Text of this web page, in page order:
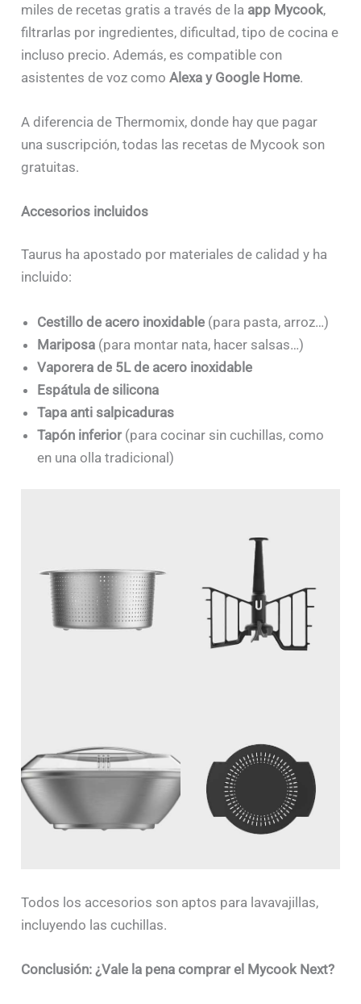
miles de recetas gratis a través de la app Mycook,
filtrarlas por ingredientes, dificultad, tipo de cocina e
incluso precio. Además, es compatible con
asistentes de voz comoAlexa y Google Home.
A diferencia de Thermomix, donde hay que pagar
una suscripción, todas las recetas de Mycook son
gratuitas.
Accesorios incluidos
Taurus ha apostado por materiales de calidad y ha
incluido:
Cestillo de acero inoxidable (para pasta, arroz…)
Mariposa (para montar nata, hacer salsas…)
Vaporera de 5L de acero inoxidable
Espátula de silicona
Tapa anti salpicaduras
Tapón inferior(para cocinar sin cuchillas, como
en una olla tradicional)
Todos los accesorios son aptos para lavavajillas,
incluyendo las cuchillas.
Conclusión: ¿Vale la pena comprar el Mycook Next?